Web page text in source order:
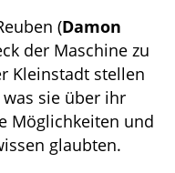
(Damon
der Maschine zu
Kleinstadt stellen
sie über ihr
Möglichkeiten und
glaubten.